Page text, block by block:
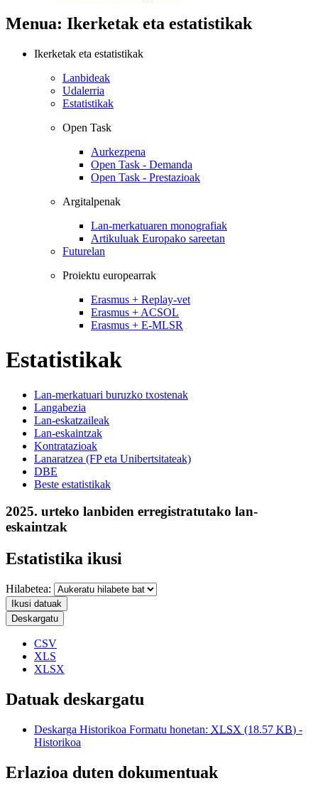
Menua: Ikerketak eta estatistikak
Ikerketak eta estatistikak
Lanbideak
Udalerria
Estatistikak
Open Task
Aurkezpena
Open Task - Demanda
Open Task - Prestazioak
Argitalpenak
Lan-merkatuaren monografiak
Artikuluak Europako sareetan
Futurelan
Proiektu europearrak
Erasmus + Replay-vet
Erasmus + ACSOL
Erasmus + E-MLSR
Estatistikak
Lan-merkatuari buruzko txostenak
Langabezia
Lan-eskatzaileak
Lan-eskaintzak
Kontratazioak
Lanaratzea (FP eta Unibertsitateak)
DBE
Beste estatistikak
2025. urteko lanbiden erregistratutako lan-
eskaintzak
Estatistika ikusi
Hilabetea:
Ikusi datuak
Deskargatu
CSV
XLS
XLSX
Datuak deskargatu
Deskarga Historikoa Formatu honetan: XLSX (18.57 KB) -
Historikoa
Erlazioa duten dokumentuak